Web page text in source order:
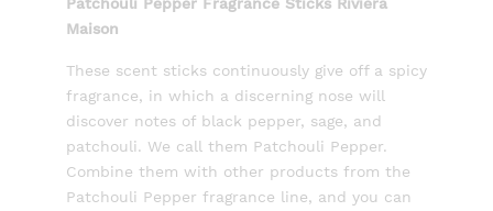
Maison
These scent sticks continuously give off a spicy
fragrance, in which a discerning nose will
discover notes of black pepper, sage, and
patchouli. We call them Patchouli Pepper.
Combine them with other products from the
Patchouli Pepper fragrance line, and you can